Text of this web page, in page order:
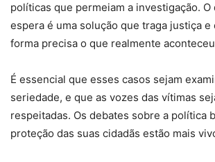
políticas que permeiam a investigação. O
espera é uma solução que traga justiça e
forma precisa o que realmente
É essencial que esses casos sejam
seriedade, e que as vozes das vítimas
respeitadas. Os debates sobre a política
proteção das suas cidadãs estão mais